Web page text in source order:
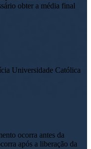
obter a média final
Universidade Católica
ocorra antes da
após a liberação da